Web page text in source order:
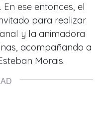
ese entonces, el
para realizar
y la animadora
acompañando a
Morais.